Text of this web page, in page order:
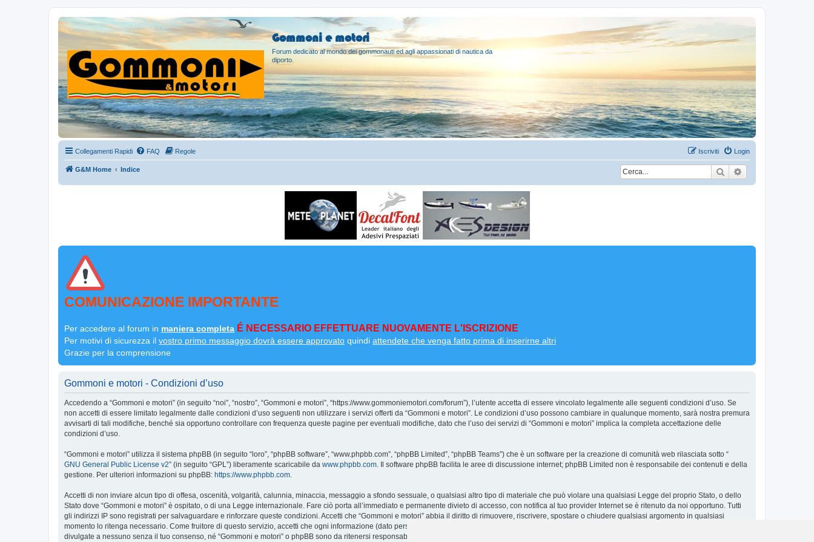
Gommoni e motori
Forum dedicato al mondo dei gommonauti ed agli appassionati di nautica da
diporto.
Collegamenti Rapidi FAQ Regole Login
Iscriviti
G&M Home Indice Cerca
COMUNICAZIONE IMPORTANTE
Per accedere al forum in maniera completa É NECESSARIO EFFETTUARE NUOVAMENTE L'ISCRIZIONE
Per motivi di sicurezza il vostro primo messaggio dovrà essere approvato quindi attendete che venga fatto prima di inserirne altri
Grazie per la comprensione
Gommoni e motori - Condizioni d’uso
Accedendo a “Gommoni e motori” (in seguito “noi”, “nostro”, “Gommoni e motori”, “https://www.gommoniemotori.com/forum”), l’utente accetta di essere vincolato legalmente alle seguenti condizioni d’uso. Se
non accetti di essere limitato legalmente dalle condizioni d’uso seguenti non utilizzare i servizi offerti da “Gommoni e motori”. Le condizioni d’uso possono cambiare in qualunque momento, sarà nostra premura
avvisarti di tali modifiche, benché sia opportuno controllare con frequenza queste pagine per eventuali modifiche, dato che l’uso dei servizi di “Gommoni e motori” implica la completa accettazione delle
condizioni d’uso.
“Gommoni e motori” utilizza il sistema phpBB (in seguito “loro”, “phpBB software”, “www.phpbb.com”, “phpBB Limited”, “phpBB Teams”) che è un software per la creazione di comunità web rilasciata sotto “
GNU General Public License v2” (in seguito “GPL”) liberamente scaricabile da www.phpbb.com. Il software phpBB facilita le aree di discussione internet; phpBB Limited non è responsabile dei contenuti e della
gestione. Per ulteriori informazioni su phpBB: https://www.phpbb.com.
Accetti di non inviare alcun tipo di offesa, oscenità, volgarità, calunnia, minaccia, messaggio a sfondo sessuale, o qualsiasi altro tipo di materiale che può violare una qualsiasi Legge del proprio Stato, o dello
Stato dove “Gommoni e motori” è ospitato, o di una Legge internazionale. Fare ciò porta all’immediato e permanente divieto di accesso, con notifica al tuo provider Internet se è ritenuto da noi opportuno. Tutti
gli indirizzi IP sono registrati per salvaguardare e rinforzare queste condizioni. Accetti che “Gommoni e motori” abbia il diritto di rimuovere, riscrivere, spostare o chiudere qualsiasi argomento in qualsiasi
momento lo ritenga necessario. Come fruitore di questo servizio, accetti che ogni informazione (dato personale) tu abbia inviato sia conservata in un database. Al contempo queste informazioni non saranno
divulgate a nessuno senza il tuo consenso, né “Gommoni e motori” o phpBB sono da ritenersi responsabili per qualsiasi violazione al sistema che possa compromettere queste informazioni.